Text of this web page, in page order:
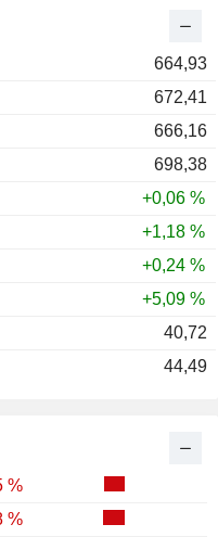
%
%
664,93
672,41
666,16
698,38
+0,06 %
+1,18 %
+0,24 %
+5,09 %
40,72
44,49